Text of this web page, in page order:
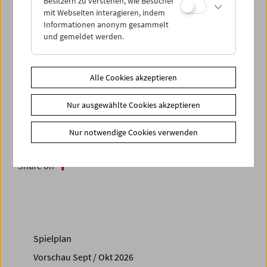
Türkei und ihre Auswirkungen auf die jeweiligen
Biografien in den Blick. (Dietmar Schwärzler)
In Kooperation mit sixpackfilm
Zusätzliche Materialien
Fotos2023 - Serpil Turhan
sixpackfilm
Share on
Spielplan
Vorschau Sept / Okt 2026
mit Webseiten interagieren, indem
Informationen anonym gesammelt
und gemeldet werden.
Alle Cookies akzeptieren
Nur ausgewählte Cookies akzeptieren
Nur notwendige Cookies verwenden